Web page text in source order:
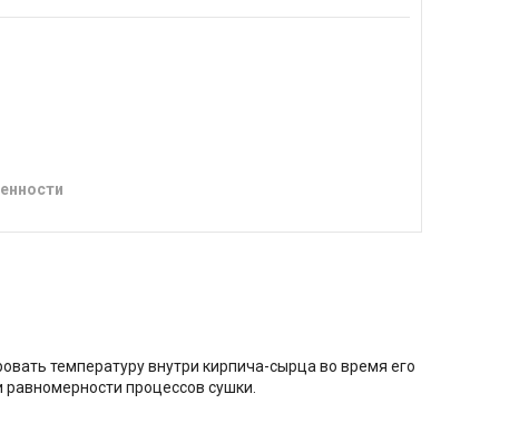
температуру внутри кирпича-сырца во время его
процессов сушки.